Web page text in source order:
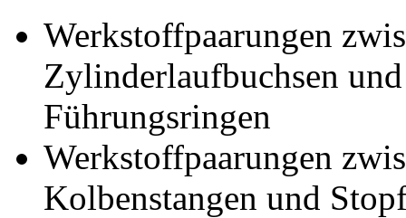
Werkstoffpaarungen
Zylinderlaufbuchsen
Führungsringen
Werkstoffpaarungen
Kolbenstangen und